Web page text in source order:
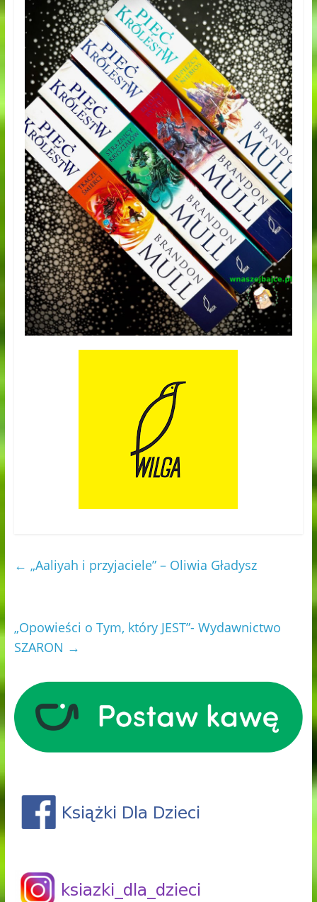
← „Aaliyah i przyjaciele” – Oliwia Gładysz
„Opowieści o Tym, który JEST”- Wydawnictwo
SZARON →